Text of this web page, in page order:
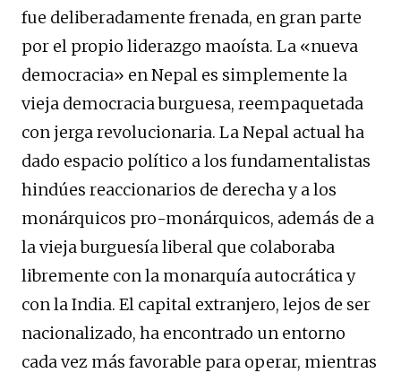
fue deliberadamente frenada, en gran parte
por el propio liderazgo maoísta. La «nueva
democracia» en Nepal es simplemente la
vieja democracia burguesa, reempaquetada
con jerga revolucionaria. La Nepal actual ha
dado espacio político a los fundamentalistas
hindúes reaccionarios de derecha y a los
monárquicos pro-monárquicos, además de a
la vieja burguesía liberal que colaboraba
libremente con la monarquía autocrática y
con la India. El capital extranjero, lejos de ser
nacionalizado, ha encontrado un entorno
cada vez más favorable para operar, mientras